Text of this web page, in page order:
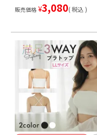
販売価格 ¥3,080 税込